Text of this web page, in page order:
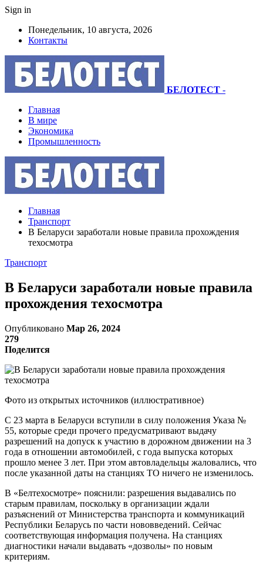
Sign in
Понедельник, 10 августа, 2026
Контакты
БЕЛОТЕСТ -
Главная
В мире
Экономика
Промышленность
Главная
Транспорт
В Беларуси заработали новые правила прохождения
техосмотра
Транспорт
В Беларуси заработали новые правила
прохождения техосмотра
Опубликовано Мар 26, 2024
279
Поделится
Фото из открытых источников (иллюстративное)
С 23 марта в Беларуси вступили в силу положения Указа №
55, которые среди прочего предусматривают выдачу
разрешений на допуск к участию в дорожном движении на 3
года в отношении автомобилей, с года выпуска которых
прошло менее 3 лет. При этом автовладельцы жаловались, что
после указанной даты на станциях ТО ничего не изменилось.
В «Белтехосмотре» пояснили: разрешения выдавались по
старым правилам, поскольку в организации ждали
разъяснений от Министерства транспорта и коммуникаций
Республики Беларусь по части нововведений. Сейчас
соответствующая информация получена. На станциях
диагностики начали выдавать «дозволы» по новым
критериям.